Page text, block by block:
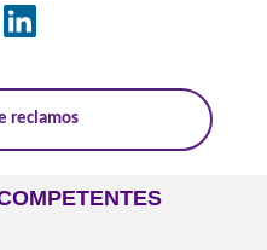
reclamos